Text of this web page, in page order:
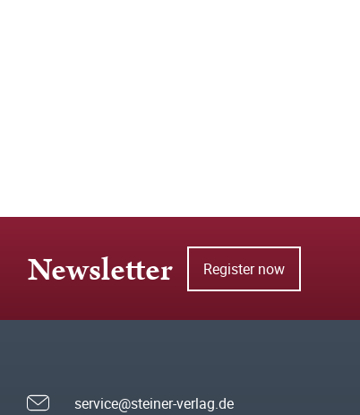
Newsletter Register now
service@steiner-verlag.de